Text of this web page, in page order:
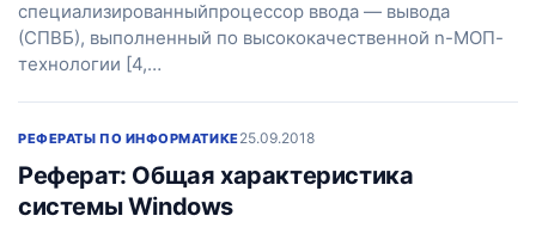
специализированныйпроцессор ввода — вывода
(СПВБ), выполненный по высо­кокачественной n-МОП-
технологии [4,…
РЕФЕРАТЫ ПО ИНФОРМАТИКЕ25.09.2018
Реферат: Общая характеристика
системы Windows